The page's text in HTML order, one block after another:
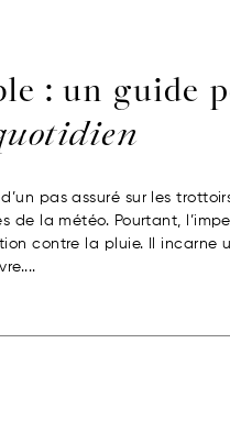
: un guide
pas assuré sur les
de la météo. Pourtant,
contre la pluie. Il incarne